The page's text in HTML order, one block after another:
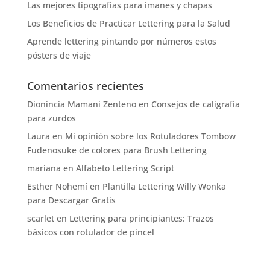
Las mejores tipografías para imanes y chapas
Los Beneficios de Practicar Lettering para la Salud
Aprende lettering pintando por números estos
pósters de viaje
Comentarios recientes
Dionincia Mamani Zentenoen Consejos de caligrafía
para zurdos
Laura en Mi opinión sobre los Rotuladores Tombow
Fudenosuke de colores para Brush Lettering
mariana en Alfabeto Lettering Script
Esther Nohemíen Plantilla Lettering Willy Wonka
para Descargar Gratis
scarleten Lettering para principiantes: Trazos
básicos con rotulador de pincel